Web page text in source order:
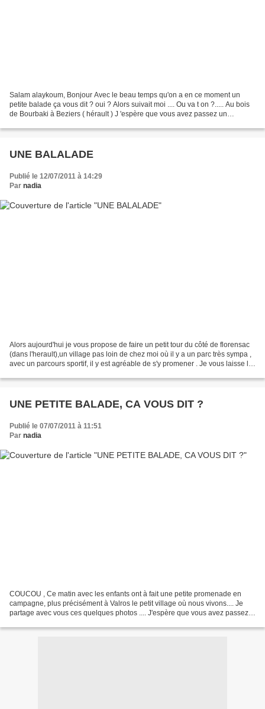
Salam alaykoum, Bonjour Avec le beau temps qu'on a en ce moment un
petite balade ça vous dit ? oui ? Alors suivait moi .... Ou va t on ?..... Au bois
de Bourbaki à Beziers ( hérault ) J 'espère que vous avez passez un
UNE BALALADE
Publié le 12/07/2011 à 14:29
Par nadia
Alors aujourd'hui je vous propose de faire un petit tour du côté de florensac
(dans l'herault),un village pas loin de chez moi où il y a un parc très sympa ,
avec un parcours sportif, il y est agréable de s'y promener . Je vous laisse le
UNE PETITE BALADE, CA VOUS DIT ?
Publié le 07/07/2011 à 11:51
Par nadia
COUCOU , Ce matin avec les enfants ont à fait une petite promenade en
campagne, plus précisément à Valros le petit village où nous vivons.... Je
partage avec vous ces quelques photos .... J'espère que vous avez passez